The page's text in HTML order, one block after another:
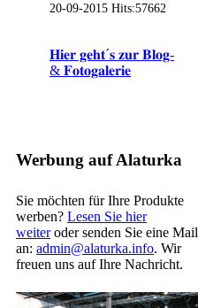
20-09-2015 Hits:57662
𝐇𝐢𝐞𝐫 𝐠𝐞𝐡𝐭´𝐬 𝐳𝐮𝐫 𝐁𝐥𝐨𝐠-
& 𝐅𝐨𝐭𝐨𝐠𝐚𝐥𝐞𝐫𝐢𝐞
Werbung auf Alaturka
Sie möchten für Ihre Produkte
werben? Lesen Sie hier
weiteroder senden Sie eine Mail
an: admin@alaturka.info. Wir
freuen uns auf Ihre Nachricht.